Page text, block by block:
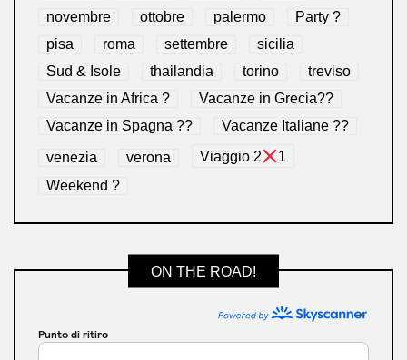
novembre
ottobre palermo
Party ?
pisa
roma settembre
sicilia
Sud & Isole
thailandia torino
treviso
Vacanze in Africa ?
Vacanze in Grecia??
Vacanze in Spagna ??
Vacanze Italiane ??
venezia verona Viaggio 2
1
Weekend ?
ON THE ROAD!